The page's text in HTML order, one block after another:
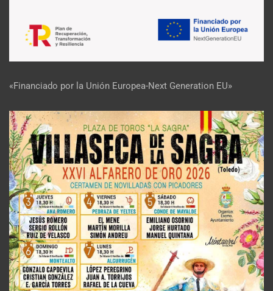
«Financiado por la Unión Europea-Next Generation EU»